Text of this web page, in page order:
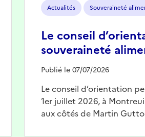
Actualités Souveraineté
Le conseil
souveraineté
Publié le 07/07/2026
Le conseil d’orientation
1er juillet 2026, à
aux côtés de Martin